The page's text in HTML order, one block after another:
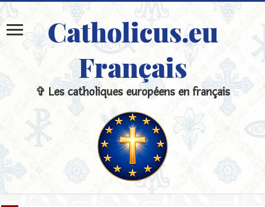
Catholicus.eu
Français
✞ Les catholiques européens en français